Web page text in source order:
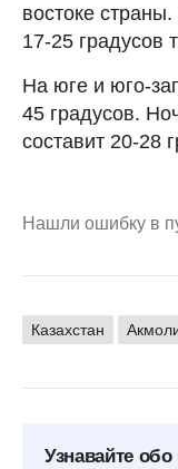
востоке
17-25 градусов
На юге и юго-
45 градусов.
составит 20-28
Нашли ошибку в
Казахстан
Узнавайте